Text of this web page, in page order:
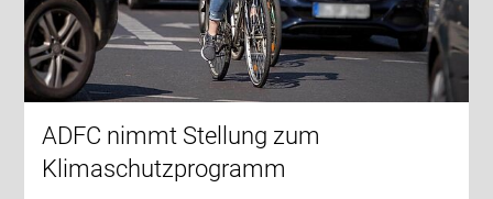
ADFC nimmt Stellung zum
Klimaschutzprogramm